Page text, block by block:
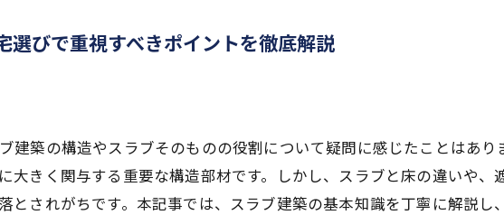
選びで重視すべきポイントを徹底解説
建築の構造やスラブそのものの役割について疑問に感じたことはあ
大きく関与する重要な構造部材です。しかし、スラブと床の違いや
とされがちです。本記事では、スラブ建築の基本知識を丁寧に解説